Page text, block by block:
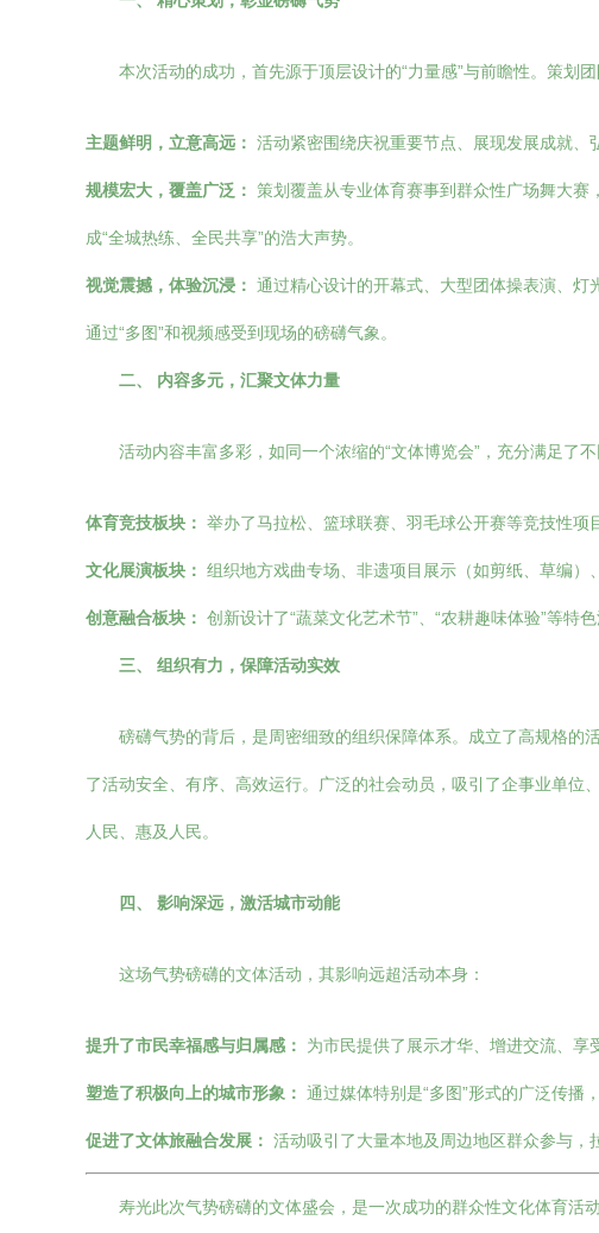
本次活动的成功，首先源于顶层设计的“力量感”与前瞻性。策划
主题鲜明，立意高远： 活动紧密围绕庆祝重要节点、展现发展成就、
规模宏大，覆盖广泛： 策划覆盖从专业体育赛事到群众性广场舞大
成“全城热练、全民共享”的浩大声势。
视觉震撼，体验沉浸： 通过精心设计的开幕式、大型团体操表演、
通过“多图”和视频感受到现场的磅礴气象。
二、 内容多元，汇聚文体力量
活动内容丰富多彩，如同一个浓缩的“文体博览会”，充分满足了
体育竞技板块： 举办了马拉松、篮球联赛、羽毛球公开赛等竞技性项
文化展演板块： 组织地方戏曲专场、非遗项目展示（如剪纸、草编）
创意融合板块： 创新设计了“蔬菜文化艺术节”、“农耕趣味体验”等特
三、 组织有力，保障活动实效
磅礴气势的背后，是周密细致的组织保障体系。成立了高规格的
了活动安全、有序、高效运行。广泛的社会动员，吸引了企事业单位
人民、惠及人民。
四、 影响深远，激活城市动能
这场气势磅礴的文体活动，其影响远超活动本身：
提升了市民幸福感与归属感： 为市民提供了展示才华、增进交流、享
塑造了积极向上的城市形象： 通过媒体特别是“多图”形式的广泛传播
促进了文体旅融合发展： 活动吸引了大量本地及周边地区群众参与，
寿光此次气势磅礴的文体盛会，是一次成功的群众性文化体育活